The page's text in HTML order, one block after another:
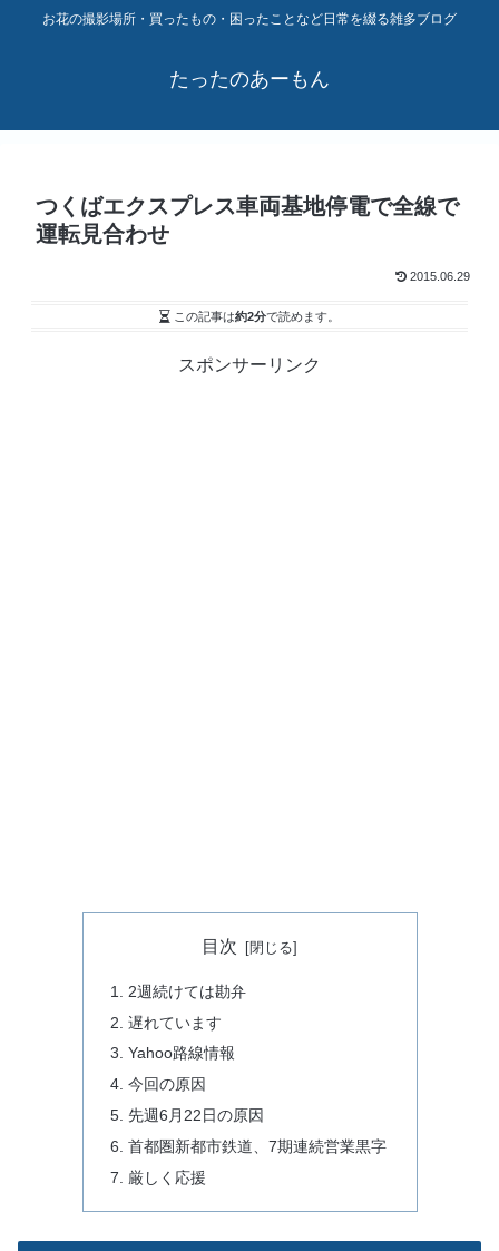
お花の撮影場所・買ったもの・困ったことなど日常を綴る雑多ブログ
たったのあーもん
つくばエクスプレス車両基地停電で全線で
運転見合わせ
2015.06.29
この記事は約2分で読めます。
スポンサーリンク
目次
2週続けては勘弁
遅れています
Yahoo路線情報
今回の原因
先週6月22日の原因
首都圏新都市鉄道、7期連続営業黒字
厳しく応援